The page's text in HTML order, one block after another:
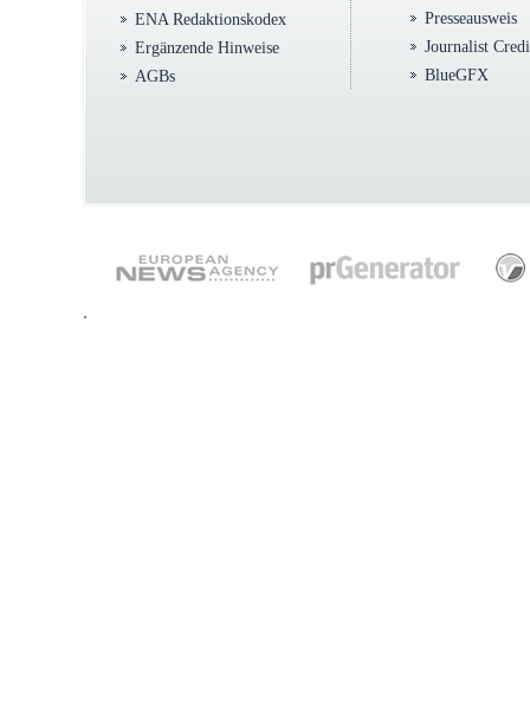
ENA Redaktionskodex
Ergänzende Hinweise
AGBs
Presseausweis
Journalist
BlueGFX
.